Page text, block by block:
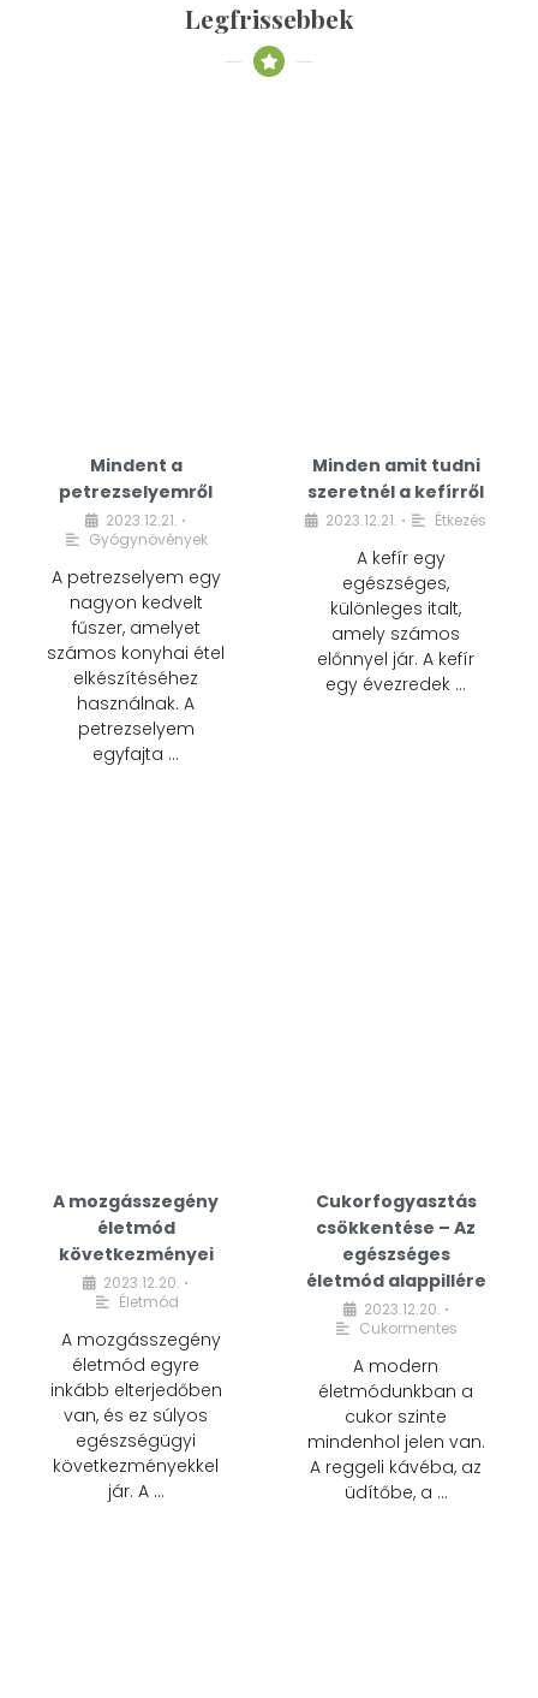
Legfrissebbek
Mindent a
petrezselyemről
2023.12.21. •
Gyógynövények
A petrezselyem egy
nagyon kedvelt
fűszer, amelyet
számos konyhai étel
elkészítéséhez
használnak. A
petrezselyem
egyfajta …
Minden amit tudni
szeretnél a kefírről
2023.12.21. • Étkezés
A kefír egy
egészséges,
különleges italt,
amely számos
előnnyel jár. A kefír
egy évezredek …
A mozgásszegény
életmód
következményei
2023.12.20. •
Életmód
A mozgásszegény
életmód egyre
inkább elterjedőben
van, és ez súlyos
egészségügyi
következményekkel
jár. A …
Cukorfogyasztás
csökkentése – Az
egészséges
életmód alappillére
2023.12.20. •
Cukormentes
A modern
életmódunkban a
cukor szinte
mindenhol jelen van.
A reggeli kávéba, az
üdítőbe, a …